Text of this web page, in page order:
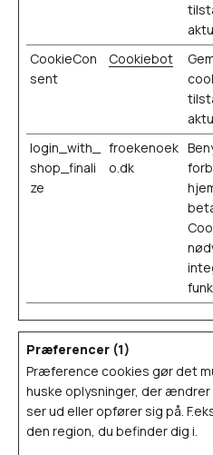
CookieCon
sent
Cookiebot
login_with_
shop_finali
ze
froekenoek
o.dk
Præferencer (1)
Præference cookies gør det
huske oplysninger, der
ser ud eller opfører sig på.
den region, du befinder dig i.